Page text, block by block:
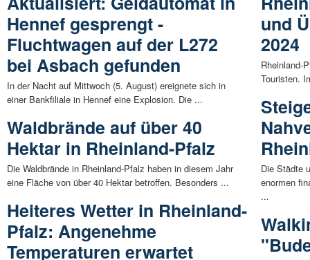
Hennef gesprengt -
Fluchtwagen auf der L272
bei Asbach gefunden
In der Nacht auf Mittwoch (5. August) ereignete sich in
einer Bankfiliale in Hennef eine Explosion. Die ...
Waldbrände auf über 40
Hektar in Rheinland-Pfalz
Die Waldbrände in Rheinland-Pfalz haben in diesem Jahr
eine Fläche von über 40 Hektar betroffen. Besonders ...
Heiteres Wetter in Rheinland-
Pfalz: Angenehme
Temperaturen erwartet
und
2024
Rheinland-
Touristen.
Die Städte
enormen
...